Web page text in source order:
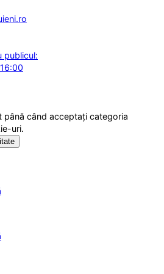
publicul:
când acceptați categoria
uri.